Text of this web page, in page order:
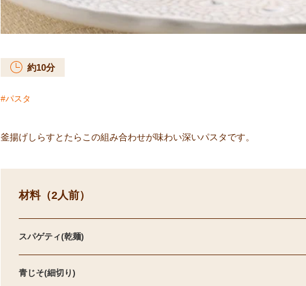
約10分
パスタ
釜揚げしらすとたらこの組み合わせが味わい深いパスタです。
材料（2人前）
スパゲティ(乾麺)
青じそ(細切り)